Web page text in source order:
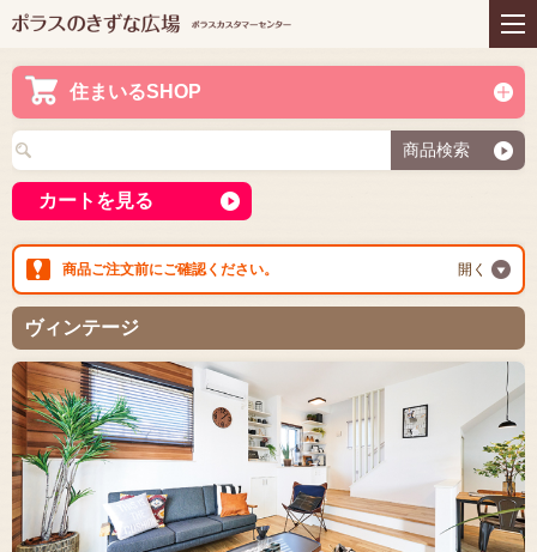
住まいの商品
ト
アフターサービス
ライフスタイルと住まい
プレゼント＆コミュニテ
お知らせ イベント
住まいるSHOP
商品検索
カートを見る
商品ご注文前にご確認ください。 開く
ヴィンテージ